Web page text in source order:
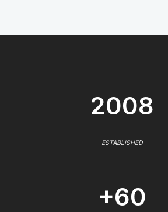
2008
ESTABLISHED
+60